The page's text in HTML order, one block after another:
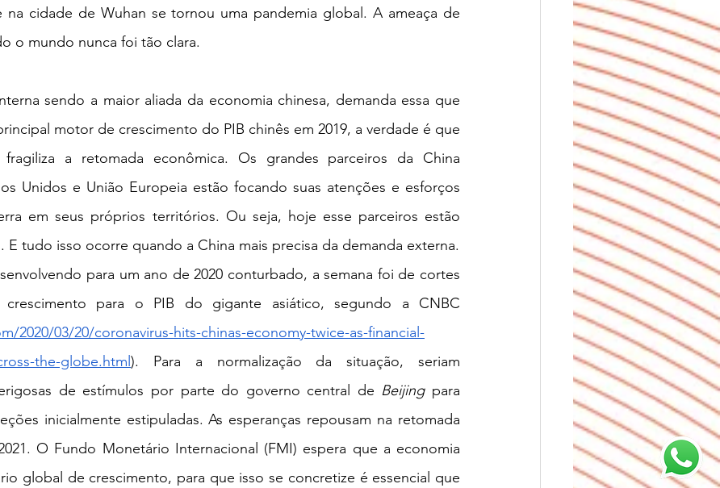
na cidade de Wuhan se tornou uma pandemia global. A ameaça de
o mundo nunca foi tão clara.
sendo a maior aliada da economia chinesa, demanda essa que
motor de crescimento do PIB chinês em 2019, a verdade é que
a retomada econômica. Os grandes parceiros da China
Unidos e União Europeia estão focando suas atenções e esforços
em seus próprios territórios. Ou seja, hoje esse parceiros estão
para um ano de 2020 conturbado, a semana foi de cortes
para o PIB do gigante asiático, segundo a CNBC
2020/03/20/coronavirus-hits-chinas-economy-twice-as-financial-
the-globe.html ). Para a normalização da situação, seriam
de estímulos por parte do governo central de Beijing para
inicialmente estipuladas. As esperanças repousam na retomada
O Fundo Monetário Internacional (FMI) espera que a economia
global de crescimento, para que isso se concretize é essencial que